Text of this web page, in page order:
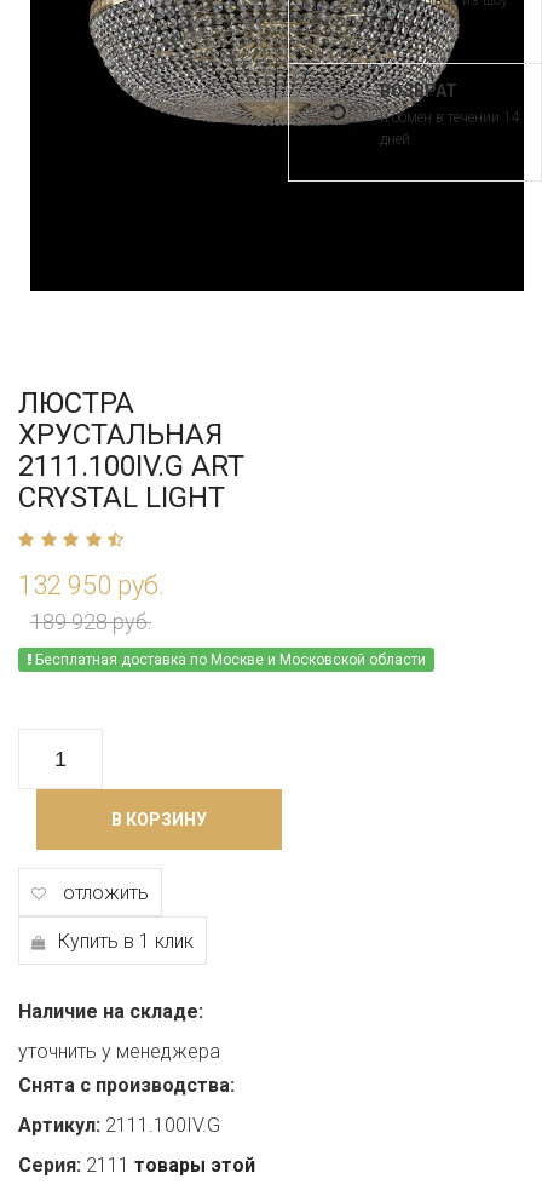
ЛЮСТРА
ХРУСТАЛЬНАЯ
2111.100IV.G ART
CRYSTAL LIGHT
132 950 руб.
189 928 руб.
Бесплатная доставка по Москве и Московской области
В КОРЗИНУ
отложить
Купить в 1 клик
Наличие на складе:
уточнить у менеджера
Снята с производства:
Артикул: 2111.100IV.G
Серия: 2111 товары этой
рума
ВОЗВРАТ
и обмен в течении 14
дней